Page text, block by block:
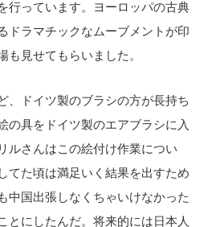
行っています。ヨーロッパの古典
ドラマチックなムーブメントが印
見せてもらいました。
、ドイツ製のブラシの方が長持ち
の具をドイツ製のエアブラシに入
ルさんはこの絵付け作業につい
てた頃は満足いく結果を出すため
中国出張しなくちゃいけなかった
とにしたんだ。将来的には日本人